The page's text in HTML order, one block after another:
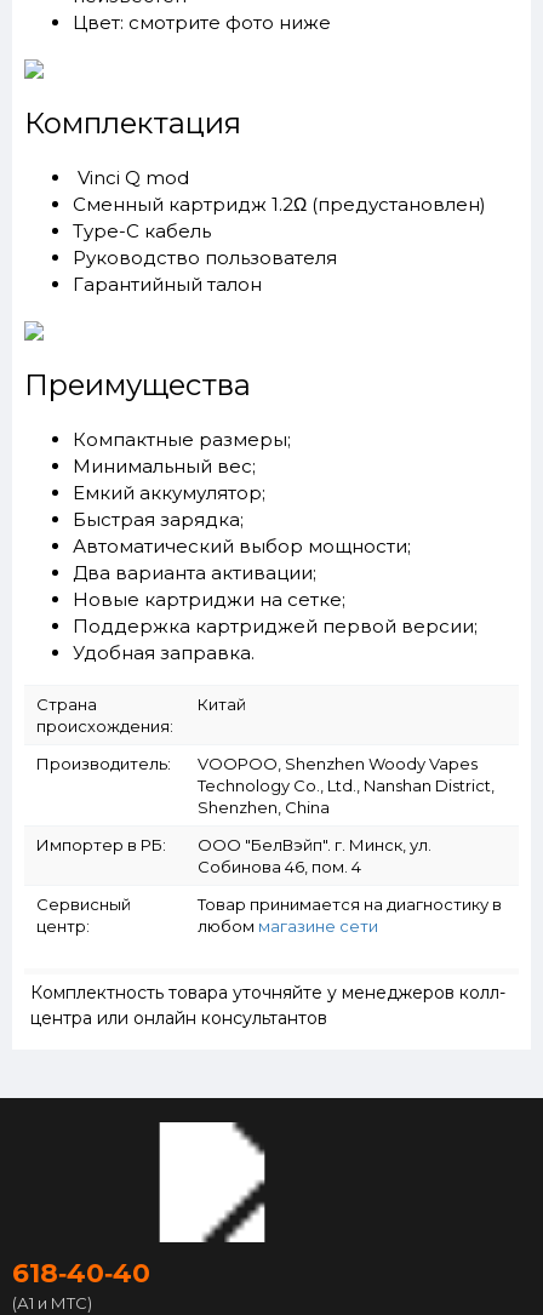
Цвет: смотрите фото ниже
Комплектация
Vinci Q mod
Cменный картридж 1.2Ω (предустановлен)
Type-C кабель
Руководство пользователя
Гарантийный талон
Преимущества
Компактные размеры;
Минимальный вес;
Емкий аккумулятор;
Быстрая зарядка;
Автоматический выбор мощности;
Два варианта активации;
Новые картриджи на сетке;
Поддержка картриджей первой версии;
Удобная заправка.
Страна
происхождения:
Китай
Производитель:
VOOPOO, Shenzhen Woody Vapes
Technology Co., Ltd., Nanshan District,
Shenzhen, China
Импортер в РБ:
ООО "БелВэйп". г. Минск, ул.
Собинова 46, пом. 4
Сервисный
центр:
Товар принимается на диагностику в
любом магазине сети
Комплектность товара уточняйте у менеджеров колл-
центра или онлайн консультантов
618‑40‑40
(А1 и МТС)